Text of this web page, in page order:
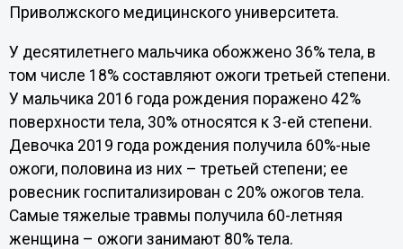
Приволжского медицинского университета.
У десятилетнего мальчика обожжено 36% тела, в
том числе 18% составляют ожоги третьей степени.
У мальчика 2016 года рождения поражено 42%
поверхности тела, 30% относятся к 3-ей степени.
Девочка 2019 года рождения получила 60%-ные
ожоги, половина из них – третьей степени; ее
ровесник госпитализирован с 20% ожогов тела.
Самые тяжелые травмы получила 60-летняя
женщина – ожоги занимают 80% тела.